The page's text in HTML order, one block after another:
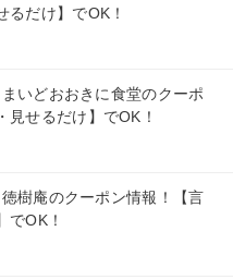
るだけ】でOK！
いどおおきに食堂のクーポ
見せるだけ】でOK！
樹庵のクーポン情報！【言
でOK！